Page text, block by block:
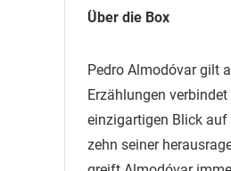
Über die Box
Pedro Almodóvar gilt
Erzählungen
einzigartigen Blick auf
zehn seiner